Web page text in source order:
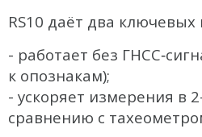
InnoSpector
Гидрография
БПВА
ОЛЭ
RS10 даёт два
- работает без
к опознакам);
- ускоряет измерения в
сравнению с